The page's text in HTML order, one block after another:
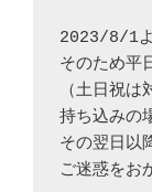
2023/8/1よ
そのため平
（土日祝
持ち込みの
その翌日以
ご迷惑をお